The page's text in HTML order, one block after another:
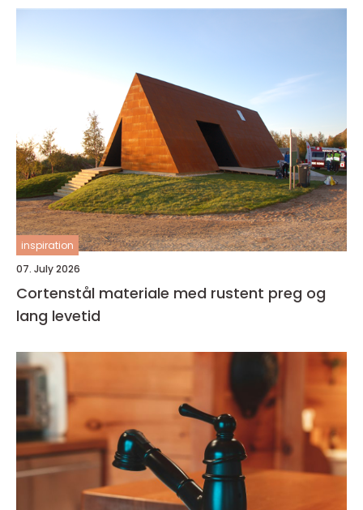
inspiration
07. July 2026
Cortenstål materiale med rustent preg og
lang levetid